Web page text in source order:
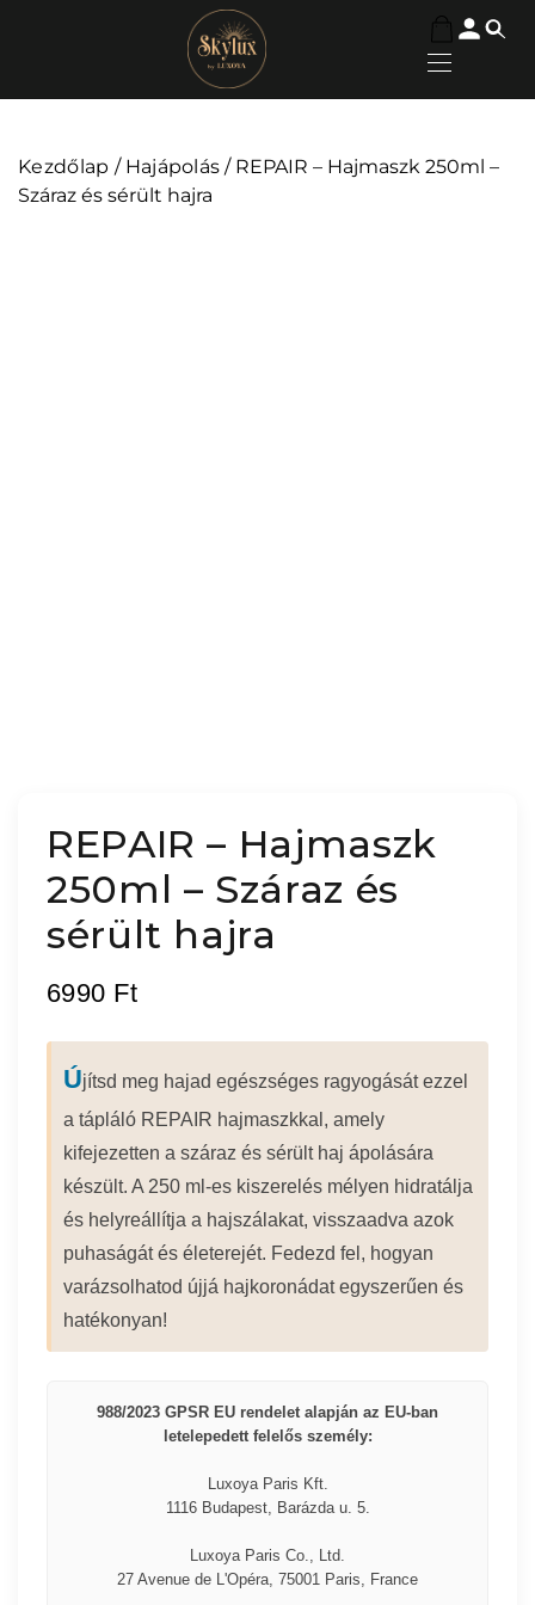
Kezdőlap / Hajápolás / REPAIR – Hajmaszk 250ml –
Száraz és sérült hajra
REPAIR – Hajmaszk
250ml – Száraz és
sérült hajra
6990 Ft
Újítsd meg hajad egészséges ragyogását ezzel
a tápláló REPAIR hajmaszkkal, amely
kifejezetten a száraz és sérült haj ápolására
készült. A 250 ml-es kiszerelés mélyen hidratálja
és helyreállítja a hajszálakat, visszaadva azok
puhaságát és életerejét. Fedezd fel, hogyan
varázsolhatod újjá hajkoronádat egyszerűen és
hatékonyan!
988/2023 GPSR EU rendelet alapján az EU-ban
letelepedett felelős személy:
Luxoya Paris Kft.
1116 Budapest, Barázda u. 5.
Luxoya Paris Co., Ltd.
27 Avenue de L'Opéra, 75001 Paris, France